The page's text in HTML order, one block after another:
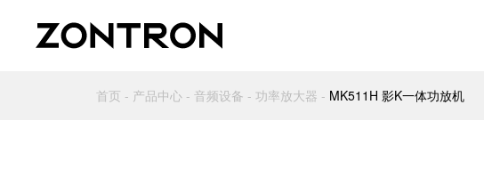
首页 - 产品中心- 音频设备 - 功率放大器 - MK511H 影K一体功放机